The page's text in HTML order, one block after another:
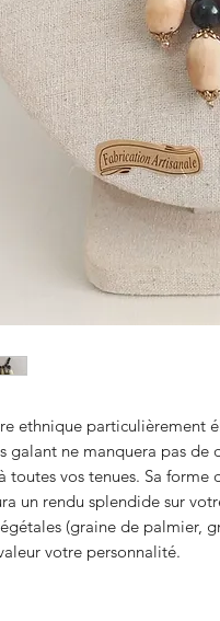
ethnique particulièrement
galant ne manquera pas
toutes vos tenues. Sa
un rendu splendide sur
(graine de palmier,
votre personnalité.